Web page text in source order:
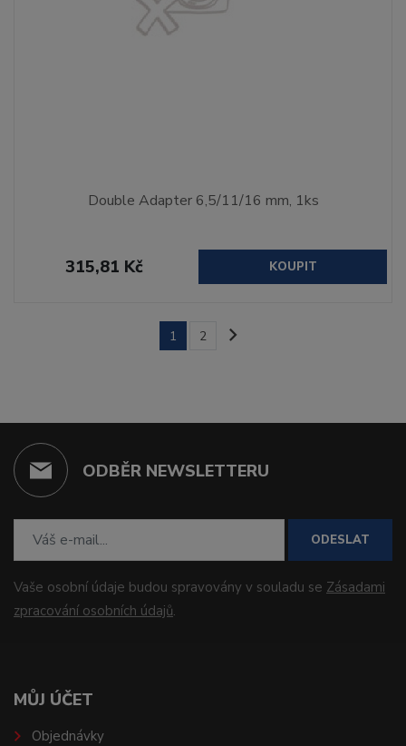
Double Adapter 6,5/11/16 mm, 1ks
315,81 Kč KOUPIT
1 2
ODBĚR NEWSLETTERU
ODESLAT
Vaše osobní údaje budou spravovány v souladu se Zásadami
zpracování osobních údajů.
MŮJ ÚČET
Objednávky